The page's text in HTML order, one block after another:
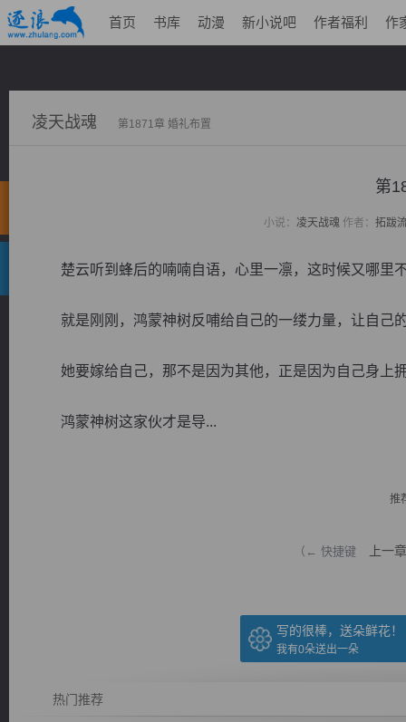
首页 书库 动漫 新小说吧 作者福利 作
凌天战魂 第1871章 婚礼布置
第
小说： 凌天战魂作者： 拓跋
楚云听到蜂后的喃喃自语，心里一凛，这时候又哪里
就是刚刚，鸿蒙神树反哺给自己的一缕力量，让自己
她要嫁给自己，那不是因为其他，正是因为自己身上
鸿蒙神树这家伙才是导...
推
（← 快捷键 上一章
写的很棒，送朵鲜花！
我有0朵送出一朵
热门推荐